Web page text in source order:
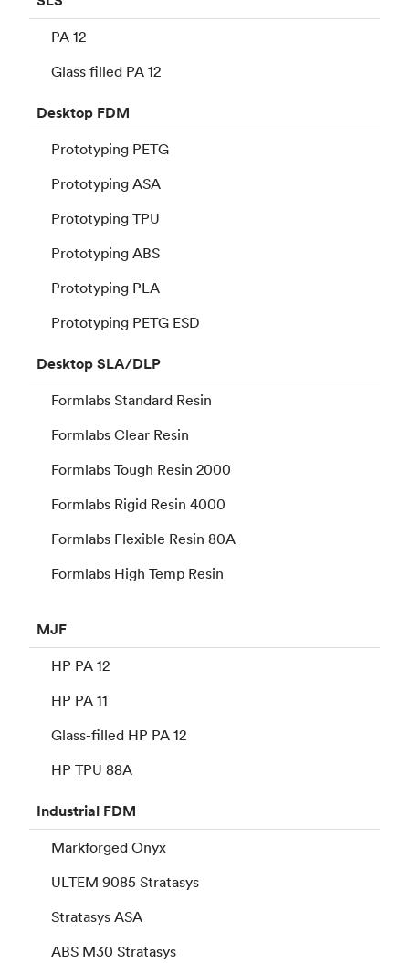
PA 12
Glass filled PA 12
Desktop FDM
Prototyping PETG
Prototyping ASA
Prototyping TPU
Prototyping ABS
Prototyping PLA
Prototyping PETG ESD
DesktopSLA/DLP
Formlabs Standard Resin
Formlabs Clear Resin
Formlabs Tough Resin 2000
Formlabs Rigid Resin 4000
Formlabs Flexible Resin 80A
Formlabs High Temp Resin
MJF
HP PA 12
HP PA 11
Glass-filled HP PA 12
HP TPU 88A
Industrial FDM
Markforged Onyx
ULTEM 9085 Stratasys
Stratasys ASA
ABS M30 Stratasys